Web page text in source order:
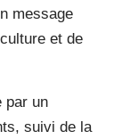
message
et de
par un
suivi de la